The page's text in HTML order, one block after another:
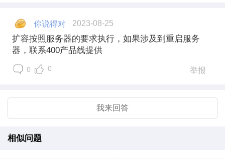
你说得对 2023-08-25
扩容按照服务器的要求执行，如果涉及到重启服务
器，联系400产品线提供
0 0 举报
我来回答
相似问题